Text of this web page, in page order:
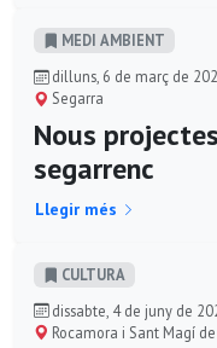
MEDI AMBIENT
dilluns, 6 de març de
Segarra
Nous
segarrenc
Llegir més
CULTURA
dissabte, 4 de juny de
Rocamora i Sant Magí